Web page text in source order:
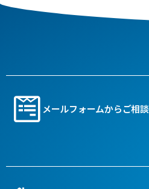
メールフォームからご相談